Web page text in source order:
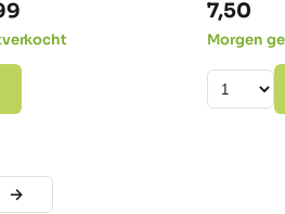
Huidige
prijs
is:
9,99.
7,50
Morgen
→